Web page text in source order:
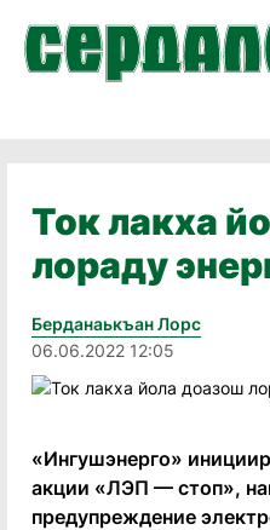
Ток лакха
лораду
Берданаькъан Лорс
06.06.2022 12:05
«Ингушэнерго»
акции «ЛЭП — стоп»,
предупреждение